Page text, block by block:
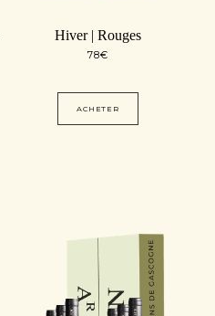
Hiver | Rouges
78€
ACHETER